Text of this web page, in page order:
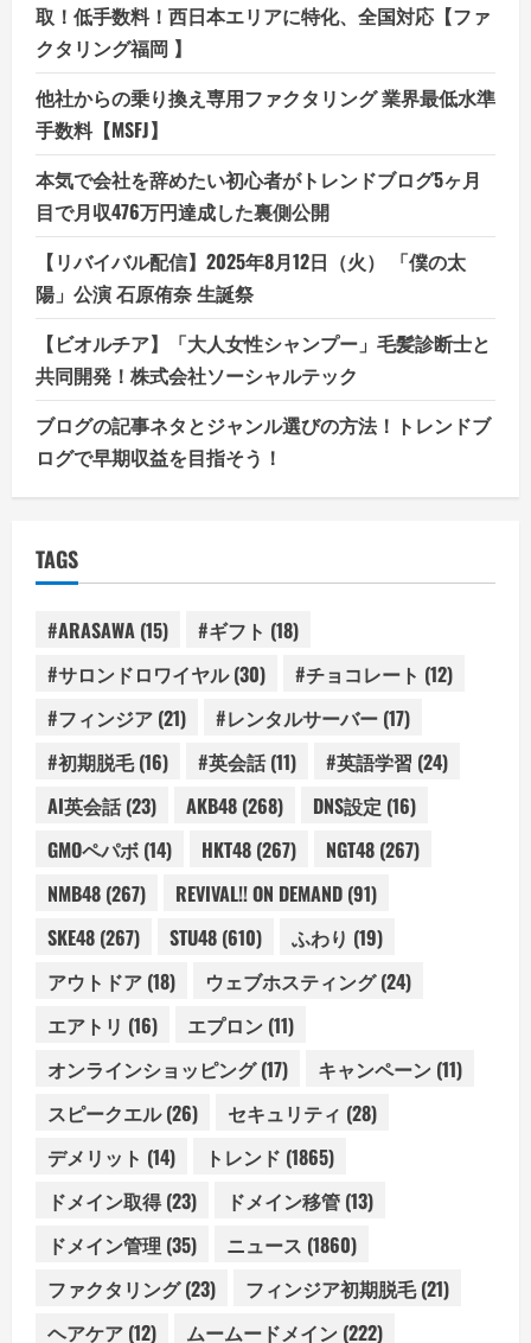
取！低手数料！西日本エリアに特化、全国対応【ファ
クタリング福岡 】
他社からの乗り換え専用ファクタリング 業界最低水準
手数料【MSFJ】
本気で会社を辞めたい初心者がトレンドブログ5ヶ月
目で月収476万円達成した裏側公開
【リバイバル配信】2025年8月12日（火） 「僕の太
陽」公演 石原侑奈 生誕祭
【ビオルチア】「大人女性シャンプー」毛髪診断士と
共同開発！株式会社ソーシャルテック
ブログの記事ネタとジャンル選びの方法！トレンドブ
ログで早期収益を目指そう！
TAGS
#ARASAWA (15) #ギフト (18)
#サロンドロワイヤル(30) #チョコレート (12)
#フィンジア (21) #レンタルサーバー (17)
#初期脱毛(16) #英会話(11) #英語学習 (24)
AI英会話(23) AKB48 (268) DNS設定 (16)
GMOペパボ (14) HKT48 (267) NGT48 (267)
NMB48 (267) REVIVAL!! ON DEMAND (91)
SKE48 (267) STU48 (610) ふわり (19)
アウトドア (18) ウェブホスティング(24)
エアトリ (16) エプロン (11)
オンラインショッピング(17) キャンペーン (11)
スピークエル(26) セキュリティ (28)
デメリット (14) トレンド (1865)
ドメイン取得(23) ドメイン移管 (13)
ドメイン管理 (35) ニュース (1860)
ファクタリング(23) フィンジア初期脱毛(21)
ヘアケア (12) ムームードメイン (222)